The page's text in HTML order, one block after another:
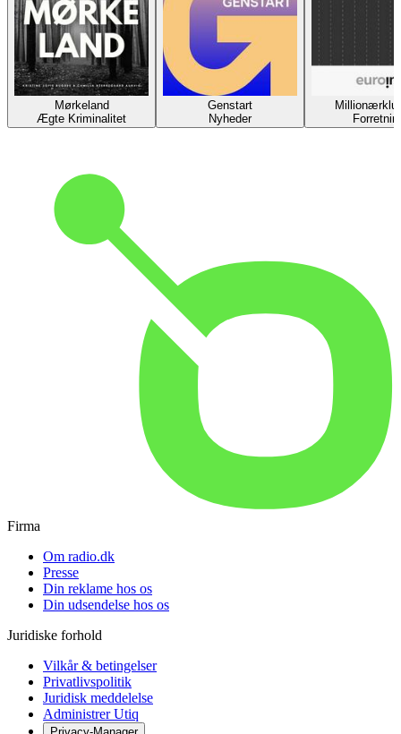
Mørkeland
Ægte Kriminalitet
Genstart
Nyheder
Firma
Om radio.dk
Presse
Din reklame hos os
Din udsendelse hos os
Juridiske forhold
Vilkår & betingelser
Privatlivspolitik
Juridisk meddelelse
Administrer Utiq